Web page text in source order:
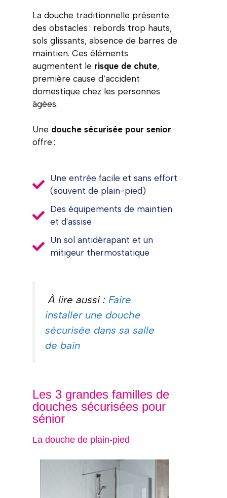
La douche traditionnelle présente
des obstacles : rebords trop hauts,
sols glissants, absence de barres de
maintien. Ces éléments
augmentent le risque de chute,
première cause d’accident
domestique chez les personnes
âgées.
Une douche sécurisée pour senior
offre :
Une entrée facile et sans effort
(souvent de plain-pied)
Des équipements de maintien
et d'assise
Un sol antidérapant et un
mitigeur thermostatique
À lire aussi : Faire
installer une douche
sécurisée dans sa salle
de bain
Les 3 grandes familles de
douches sécurisées pour
sénior
La douche de plain-pied